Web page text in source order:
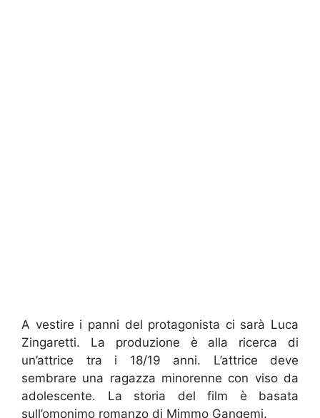
A vestire i panni del protagonista ci sarà Luca
Zingaretti. La produzione è alla ricerca di
un’attrice tra i 18/19 anni. L’attrice deve
sembrare una ragazza minorenne con viso da
adolescente. La storia del film è basata
sull’omonimo romanzo di Mimmo Gangemi.